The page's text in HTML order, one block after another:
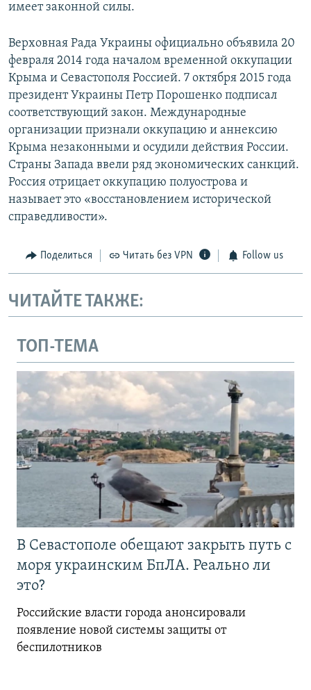
имеет законной силы.
Верховная Рада Украины официально объявила 20
февраля 2014 года началом временной оккупации
Крыма и Севастополя Россией. 7 октября 2015 года
президент Украины Петр Порошенко подписал
соответствующий закон. Международные
организации признали оккупацию и аннексию
Крыма незаконными и осудили действия России.
Страны Запада ввели ряд экономических санкций.
Россия отрицает оккупацию полуострова и
называет это «восстановлением исторической
справедливости».
Поделиться Читать без VPN Follow us
ЧИТАЙТЕ ТАКЖЕ:
ТОП-ТЕМА
В Севастополе обещают закрыть путь с
моря украинским БпЛА. Реально ли
это?
Российские власти города анонсировали
появление новой системы защиты от
беспилотников